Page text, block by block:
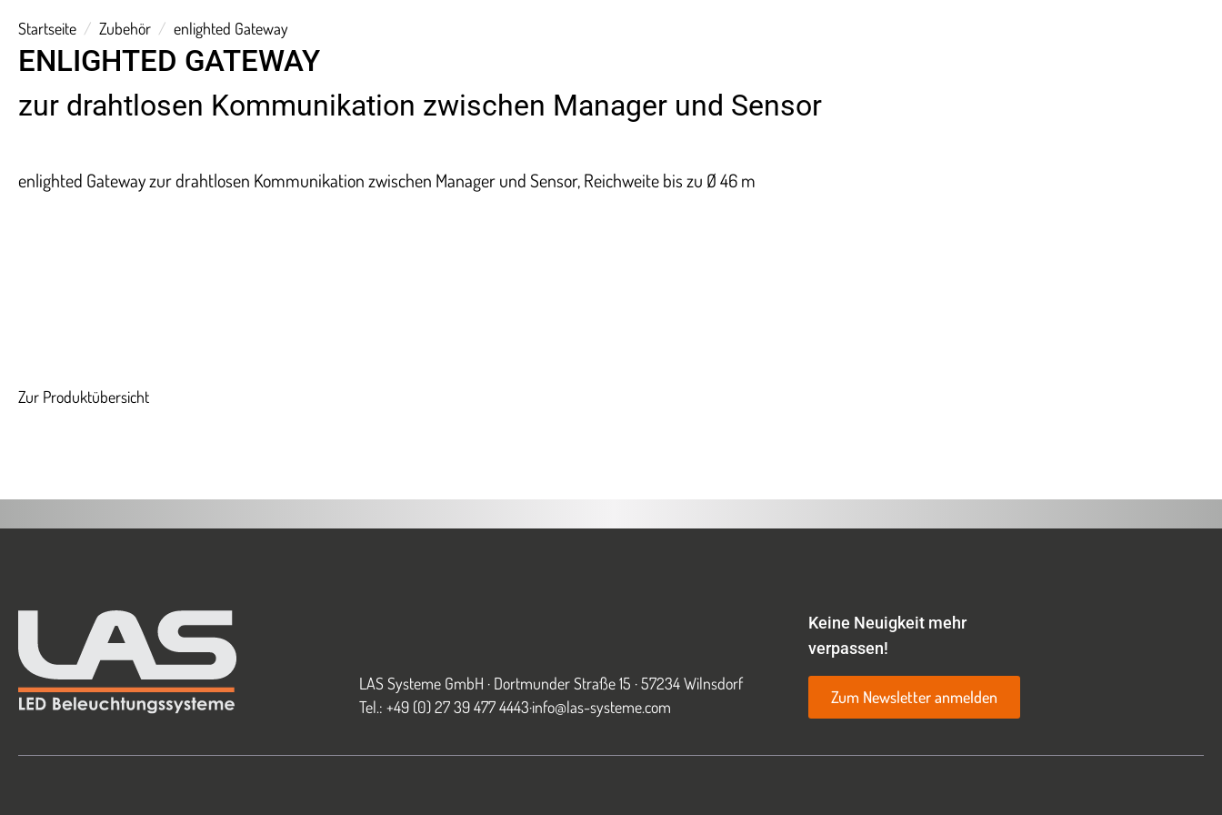
Startseite Zubehör enlighted Gateway
ENLIGHTED GATEWAY
zur drahtlosen Kommunikation zwischen Manager und Sensor
enlighted Gateway zur drahtlosen Kommunikation zwischen Manager und Sensor, Reichweite bis zu Ø 46 m
Zur Produktübersicht
LAS Systeme GmbH · Dortmunder Straße 15 · 57234 Wilnsdorf
Tel.: +49 (0) 27 39 477 4443·info@las-systeme.com
Keine Neuigkeit mehr
verpassen!
Zum Newsletter anmelden